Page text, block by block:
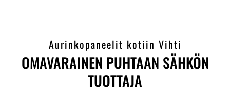
Aurinkopaneelit kotiin Vihti
OMAVARAINEN PUHTAAN SÄHKÖN
TUOTTAJA